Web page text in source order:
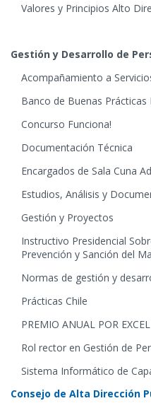
Valores y Principios Alto
Gestión y Desarrollo de
Acompañamiento a
Banco de Buenas Prácticas
Concurso Funciona!
Documentación Técnica
Encargados de Sala Cuna
Estudios, Análisis y
Gestión y Proyectos
Instructivo Presidencial
Prevención y Sanción del
Normas de gestión y
Prácticas Chile
PREMIO ANUAL POR
Rol rector en Gestión de
Sistema Informático de
Consejo de Alta Dirección